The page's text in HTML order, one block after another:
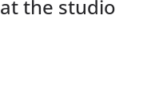
the studio